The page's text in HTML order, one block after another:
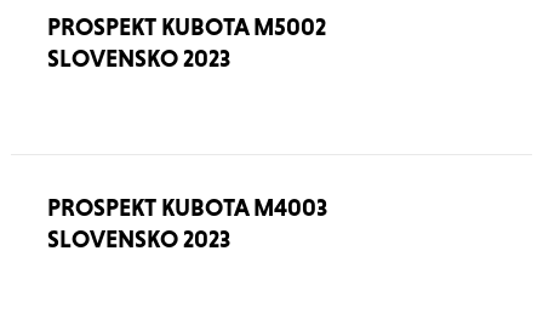
PROSPEKT KUBOTA M5002
SLOVENSKO 2023
PROSPEKT KUBOTA M4003
SLOVENSKO 2023